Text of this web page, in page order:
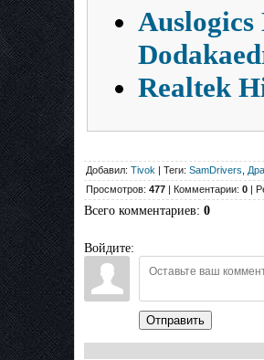
Realtek
Добавил: Tivok | Теги: SamDrivers
Просмотров: 477 | Комментарии: 0 |
Всего комментариев: 0
Войдите:
Отправить